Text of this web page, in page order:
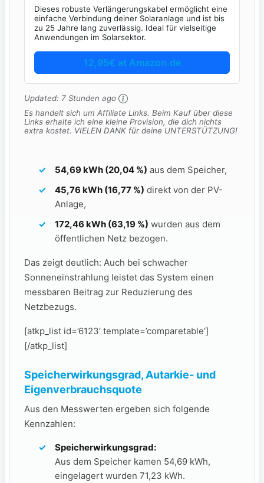
Dieses robuste Verlängerungskabel ermöglicht eine
einfache Verbindung deiner Solaranlage und ist bis
zu 25 Jahre lang zuverlässig. Ideal für vielseitige
Anwendungen im Solarsektor.
12,95€ at Amazon.de
Updated: 7 Stunden ago
Es handelt sich um Affiliate Links. Beim Kauf über diese
Links erhalte ich eine kleine Provision, die dich nichts
extra kostet. VIELEN DANK für deine UNTERSTÜTZUNG!
54,69 kWh (20,04 %) aus dem Speicher,
45,76 kWh (16,77 %) direkt von der PV-
Anlage,
172,46 kWh (63,19 %) wurden aus dem
öffentlichen Netz bezogen.
Das zeigt deutlich: Auch bei schwacher
Sonneneinstrahlung leistet das System einen
messbaren Beitrag zur Reduzierung des
Netzbezugs.
[atkp_list id=’6123′ template=’comparetable‘]
[/atkp_list]
Speicherwirkungsgrad, Autarkie- und
Eigenverbrauchsquote
Aus den Messwerten ergeben sich folgende
Kennzahlen:
Speicherwirkungsgrad:
Aus dem Speicher kamen 54,69 kWh,
eingelagert wurden 71,23 kWh.